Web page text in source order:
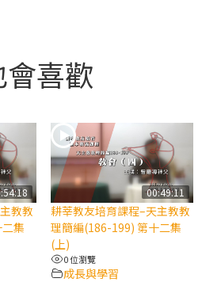
正主教帶你做「四旬期避靜」—【逾
慧】：七項齋戒的意義與益處
旅】第九集：「如果你的痛苦比快
—歐義明神父 / 應芝莉老師
喜歡
教教
集
00:49:11
耕莘教友培育課程–天主教教
理簡編(186-199) 第十二集
(上)
0 位瀏覽
成長與學習